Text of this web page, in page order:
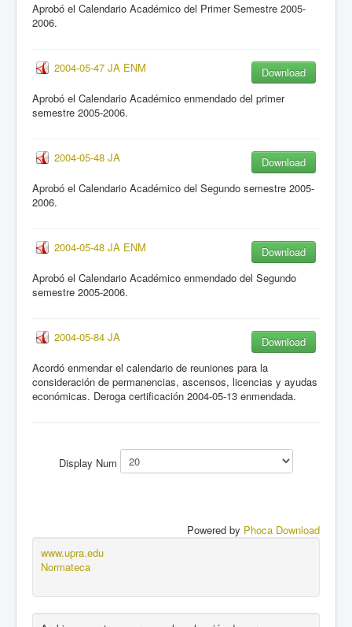
Aprobó el Calendario Académico del Primer Semestre 2005-
2006.
2004-05-47 JA ENM
Download
Aprobó el Calendario Académico enmendado del primer
semestre 2005-2006.
2004-05-48 JA
Download
Aprobó el Calendario Académico del Segundo semestre 2005-
2006.
2004-05-48 JA ENM
Download
Aprobó el Calendario Académico enmendado del Segundo
semestre 2005-2006.
2004-05-84 JA
Download
Acordó enmendar el calendario de reuniones para la
consideración de permanencias, ascensos, licencias y ayudas
económicas. Deroga certificación 2004-05-13 enmendada.
Display Num
Powered by Phoca Download
www.upra.edu
Normateca